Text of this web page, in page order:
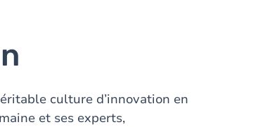
culture d’innovation en
et ses experts,